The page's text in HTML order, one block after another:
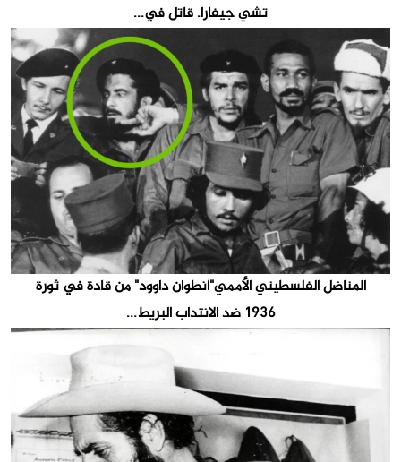
تشي جيفارا. قاتل في...
المناضل الفلسطيني الأممي"أنطوان داوود" من قادة في ثورة
1936 ضد الانتداب البريط...